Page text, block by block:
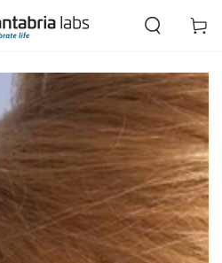
Carrito